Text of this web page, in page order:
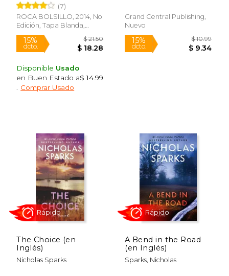
(7)
ROCA BOLSILLO, 2014, No
Edición, Tapa Blanda,
Nuevo
Disponible Usado
en Buen Estado a$ 14.99
Comprar Usado
Grand Central Publishing,
Nuevo
The Choice (en
Inglés)
Nicholas Sparks
A Bend in the Road
(en Inglés)
Sparks, Nicholas